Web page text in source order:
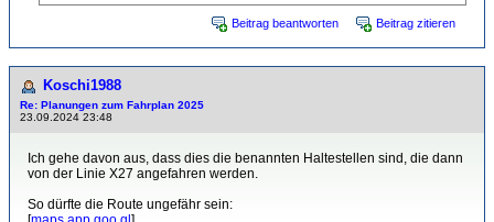
Beitrag beantworten Beitrag zitieren
Koschi1988
Re: Planungen zum Fahrplan 2025
23.09.2024 23:48
Ich gehe davon aus, dass dies die benannten Haltestellen sind, die dann
von der Linie X27 angefahren werden.
So dürfte die Route ungefähr sein: